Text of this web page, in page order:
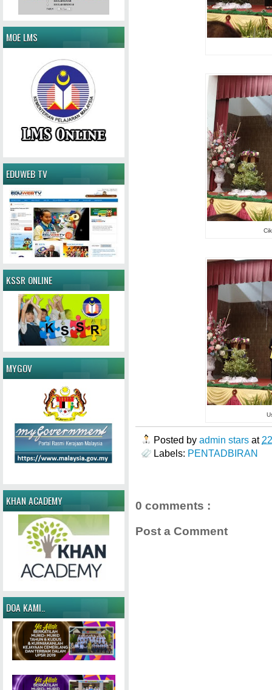
Posted by admin stars at
Labels: PENTADBIRAN
0 comments :
Post a Comment
MOE LMS
EDUWEB TV
KSSR ONLINE
MYGOV
KHAN ACADEMY
DOA KAMI..